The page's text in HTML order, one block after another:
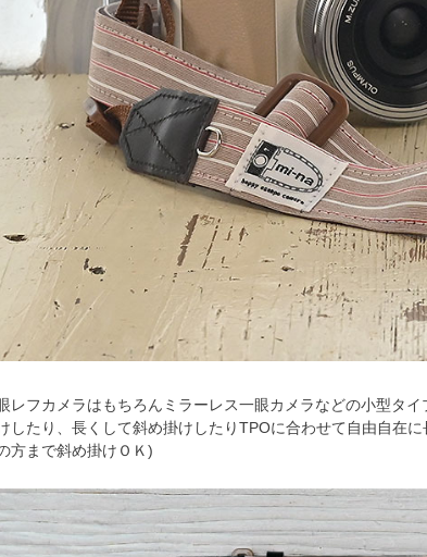
レフカメラはもちろんミラーレス一眼カメラなどの小型タ
したり、長くして斜め掛けしたりTPOに合わせて自由自在
方まで斜め掛けＯＫ)